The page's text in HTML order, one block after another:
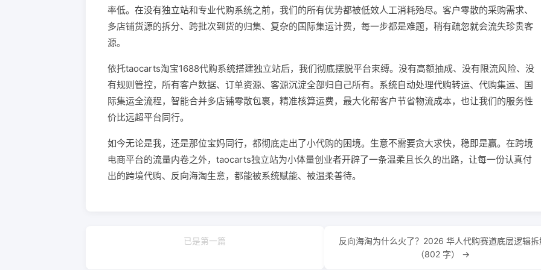
率低。在没有独立站和专业代购系统之前，我们的所有优势都被低效人工消耗殆尽。客户零散的采购需求、
多店铺货源的拆分、跨批次到货的归集、复杂的国际集运计费，每一步都是难题，稍有疏忽就会流失珍贵客
源。
依托taocarts淘宝1688代购系统搭建独立站后，我们彻底摆脱平台束缚。没有高额抽成、没有限流风险、没
有规则管控，所有客户数据、订单资源、客源沉淀全部归自己所有。系统自动处理代购转运、代购集运、国
际集运全流程，智能合并多店铺零散包裹，精准核算运费，最大化帮客户节省物流成本，也让我们的服务性
价比远超平台同行。
如今无论是我，还是那位宝妈同行，都彻底走出了小代购的困境。生意不需要贪大求快，稳即是赢。在跨境
电商平台的流量内卷之外，taocarts独立站为小体量创业者开辟了一条温柔且长久的出路，让每一份认真付
出的跨境代购、反向海淘生意，都能被系统赋能、被温柔善待。
已是第一篇
反向海淘为什么火了？2026 华人代购赛道底层逻辑拆
（802 字） →